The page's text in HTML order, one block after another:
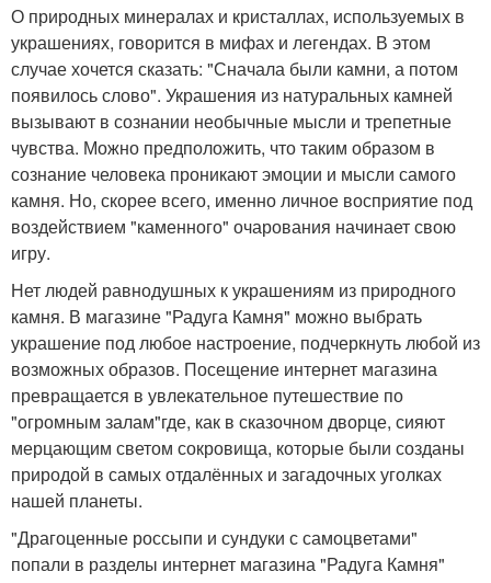
О природных минералах и кристаллах, используемых в
украшениях, говорится в мифах и легендах. В этом
случае хочется сказать: "Сначала были камни, а потом
появилось слово". Украшения из натуральных камней
вызывают в сознании необычные мысли и трепетные
чувства. Можно предположить, что таким образом в
сознание человека проникают эмоции и мысли самого
камня. Но, скорее всего, именно личное восприятие под
воздействием "каменного" очарования начинает свою
игру.
Нет людей равнодушных к украшениям из природного
камня. В магазине "Радуга Камня" можно выбрать
украшение под любое настроение, подчеркнуть любой из
возможных образов. Посещение интернет магазина
превращается в увлекательное путешествие по
"огромным залам"где, как в сказочном дворце, сияют
мерцающим светом сокровища, которые были созданы
природой в самых отдалённых и загадочных уголках
нашей планеты.
"Драгоценные россыпи и сундуки с самоцветами"
попали в разделы интернет магазина "Радуга Камня"